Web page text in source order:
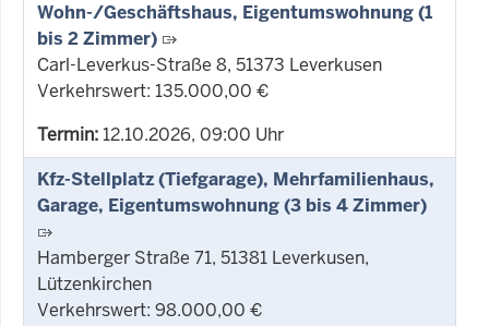
Wohn-/Geschäftshaus, Eigentumswohnung (1
bis 2 Zimmer)
Carl-Leverkus-Straße 8, 51373 Leverkusen
Verkehrswert: 135.000,00 €
Termin:12.10.2026, 09:00 Uhr
Kfz-Stellplatz (Tiefgarage), Mehrfamilienhaus,
Garage, Eigentumswohnung (3 bis 4 Zimmer)
Hamberger Straße 71, 51381 Leverkusen,
Lützenkirchen
Verkehrswert: 98.000,00 €